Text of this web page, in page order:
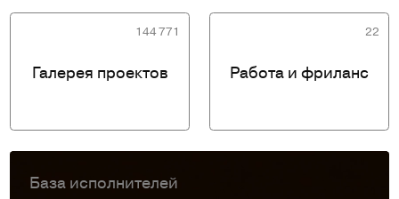
144 771
Галерея проектов
22
Работа и фриланс
База исполнителей